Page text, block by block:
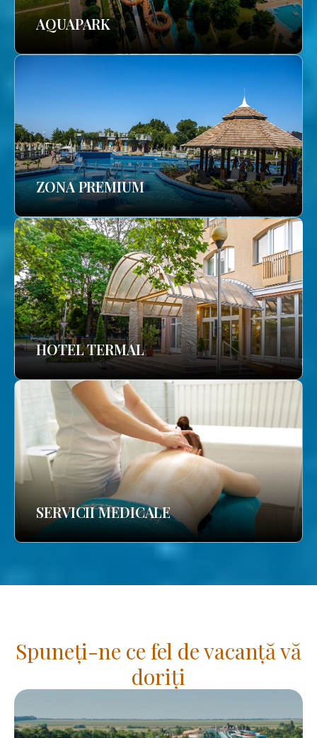
AQUAPARK
ZONA PREMIUM
HOTEL TERMAL
SERVICII MEDICALE
Spuneți-ne ce fel de vacanță vă
doriți